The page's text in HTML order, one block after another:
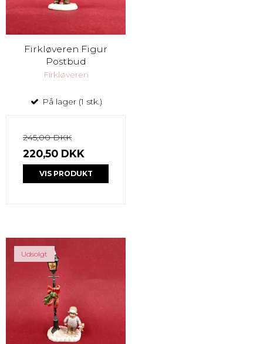
Firkløveren Figur
Postbud
Firkløveren
På lager (1 stk.)
245,00 DKK
220,50 DKK
VIS PRODUKT
Udsolgt